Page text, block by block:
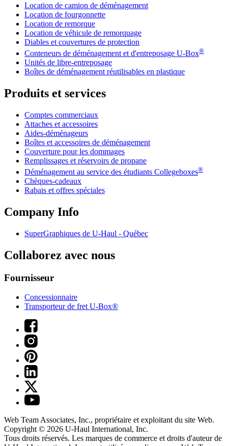
Location de camion de déménagement
Location de fourgonnette
Location de remorque
Location de véhicule de remorquage
Diables et couvertures de protection
Conteneurs de déménagement et d'entreposage U-Box®
Unités de libre-entreposage
Boîtes de déménagement réutilisables en plastique
Produits et services
Comptes commerciaux
Attaches et accessoires
Aides-déménageurs
Boîtes et accessoires de déménagement
Couverture pour les dommages
Remplissages et réservoirs de propane
Déménagement au service des étudiants Collegeboxes®
Chèques-cadeaux
Rabais et offres spéciales
Company Info
SuperGraphiques de U-Haul - Québec
Collaborez avec nous
Fournisseur
Concessionnaire
Transporteur de fret U-Box®
Web Team Associates, Inc., propriétaire et exploitant du site Web.
Copyright © 2026 U-Haul International, Inc.
Tous droits réservés. Les marques de commerce et droits d'auteur de